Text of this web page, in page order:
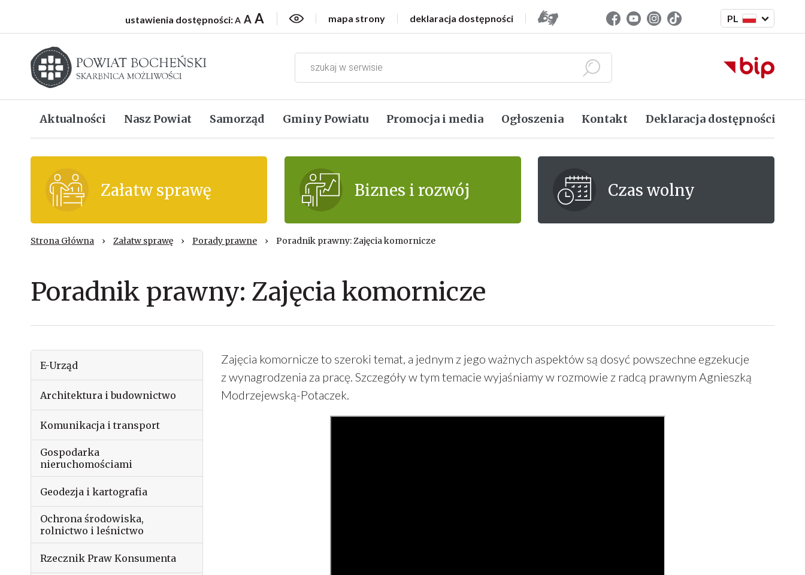
ustawienia dostępności:A A A Wersja kontrastowa
mapa strony deklaracja dostępności Zmień język Facebook (link zewnętrzny)
Youtube (link zewnętrzny)
Instagram (link zewnętrzny)
TikTok (link zewnętrzny)
PL Język polski
Starostwo powiatowe w Bochni
Szukaj
Aktualności Nasz Powiat Samorząd Gminy Powiatu Promocja i media Ogłoszenia Kontakt Deklaracja dostępności
Załatw sprawę Biznes i rozwój Czas wolny
Strona Główna › Załatw sprawę › Porady prawne › Poradnik prawny: Zajęcia komornicze
Poradnik prawny: Zajęcia komornicze
E-Urząd
Architektura i budownictwo
Komunikacja i transport
Gospodarka
nieruchomościami
Geodezja i kartografia
Ochrona środowiska,
rolnictwo i leśnictwo
Rzecznik Praw Konsumenta
Zajęcia komornicze to szeroki temat, a jednym z jego ważnych aspektów są dosyć powszechne egzekucje
z wynagrodzenia za pracę. Szczegóły w tym temacie wyjaśniamy w rozmowie z radcą prawnym Agnieszką
Modrzejewską-Potaczek.